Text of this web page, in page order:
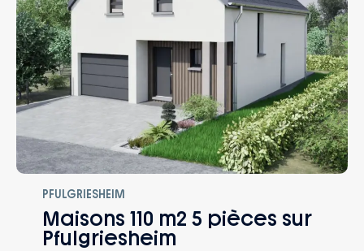
perte d’emploi, invalidité… Vous et votre
famille êtes protégés, quoi qu’il arrive.
PFULGRIESHEIM
Maisons 110 m2 5 pièces sur
Pfulgriesheim